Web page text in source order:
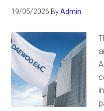
19/05/2026 ByAdmin